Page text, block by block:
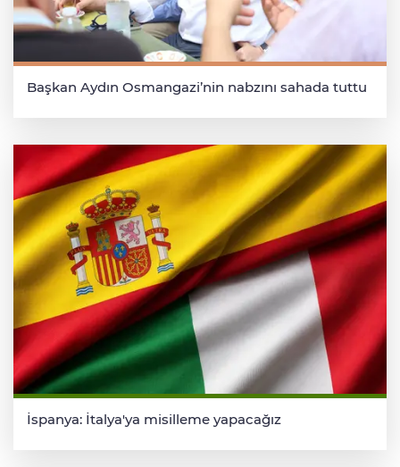
Başkan Aydın Osmangazi’nin nabzını sahada tuttu
İspanya: İtalya'ya misilleme yapacağız